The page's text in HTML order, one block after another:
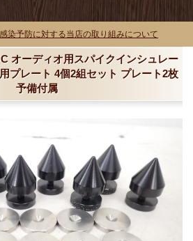
染予防に対する当店の取り組みについて
オーディオ用スパイクインシュレー
プレート 4個2組セット プレート2枚
予備付属